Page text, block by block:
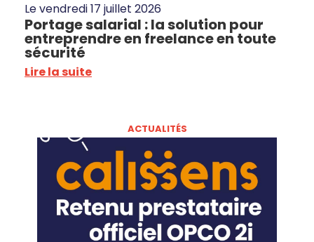
Levendredi 17 juillet 2026
Portage salarial : la solution pour
entreprendre en freelance en toute
sécurité
Lire la suite
ACTUALITÉS